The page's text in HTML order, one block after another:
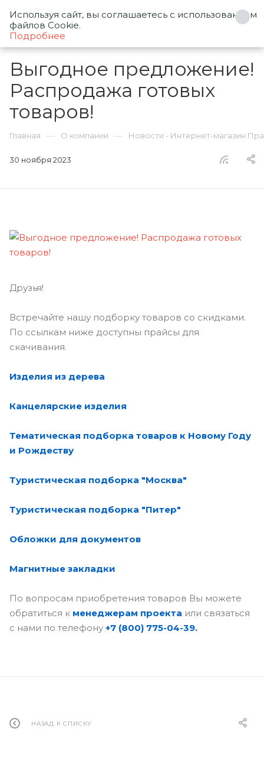
0
Выгодное предложение!
Распродажа готовых
товаров!
Главная — О компании — Новости - Интернет-магазин
30 ноября 2023
Друзья!
Встречайте нашу подборку товаров со скидками.
По ссылкам ниже доступны прайсы для
скачивания.
Изделия из дерева
Канцелярские изделия
Тематическая подборка товаров к Новому Году
и Рождеству
Туристическая подборка "Москва"
Туристическая подборка "Питер"
Обложки для документов
Магнитные закладки
По вопросам приобретения товаров Вы можете
обратиться к менеджерам проекта или связаться
с нами по телефону +7 (800) 775-04-39.
НАЗАД К СПИСКУ
Используя сайт, вы соглашаетесь с использованием
файлов Cookie.
Подробнее